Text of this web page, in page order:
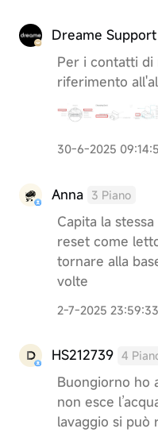
Dreame Support
Per i contatti
riferimento
30-6-2025
Anna 3 Piano
Capita la
reset come
tornare alla
volte
2-7-2025 23:59:33
HS212739 4
Buongiorno ho
non esce
lavaggio si può